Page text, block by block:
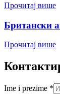
Прочитај више
Британски
Прочитај више
Ime i prezime *